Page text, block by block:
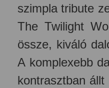
szimpla tribute
The Twilight
össze, kiváló
A komplexebb
kontrasztban